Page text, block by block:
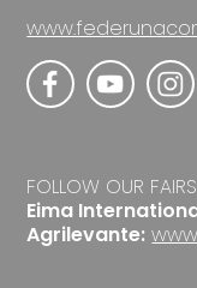
FOLLOW OUR FAIRS
Eima
Agrilevante: